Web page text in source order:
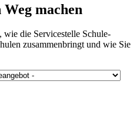
machen
die Servicestelle Schule-
zusammenbringt und wie Sie